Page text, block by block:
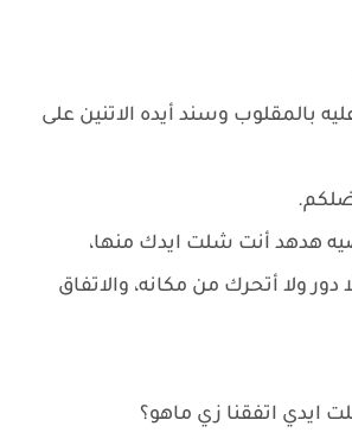
بالمقلوب وسند أيده الاتنين على
هدهد أنت شلت ايدك منها،
دور ولا أتحرك من مكانه، والاتفاق
ايدي اتفقنا زي ماهو؟